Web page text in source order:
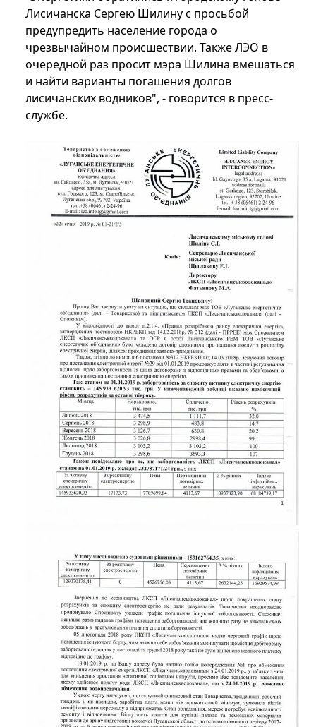
Лисичанска Сергею Шилину с просьбой
предупредить население города о
чрезвычайном происшествии. Также ЛЭО в
очередной раз просит мэра Шилина вмешаться
и найти варианты погашения долгов
лисичанских водников", - говорится в пресс-
службе.